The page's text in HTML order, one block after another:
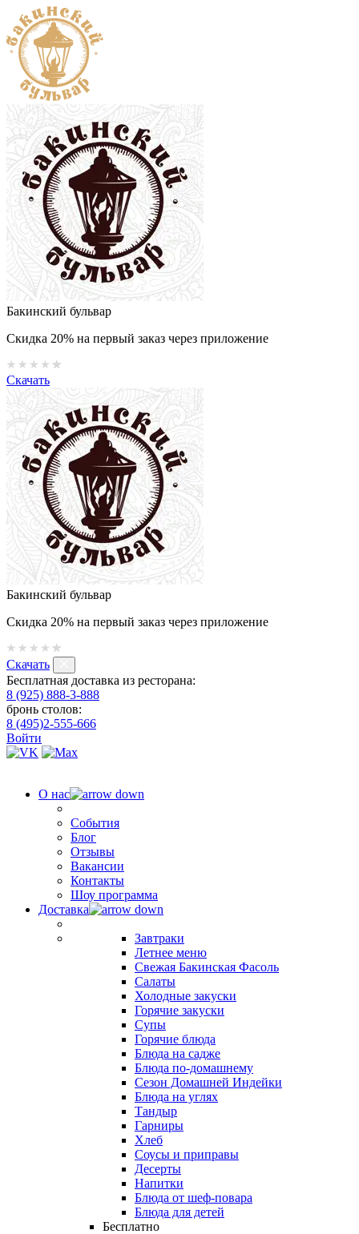
Бакинский бульвар
Скидка 20% на первый заказ через приложение
Скачать
Бакинский бульвар
Скидка 20% на первый заказ через приложение
Скачать
Бесплатная доставка из ресторана:
8 (925) 888-3-888
бронь столов:
8 (495)2-555-666
Войти
О нас
События
Блог
Отзывы
Вакансии
Контакты
Шоу программа
Доставка
Завтраки
Летнее меню
Свежая Бакинская Фасоль
Салаты
Холодные закуски
Горячие закуски
Супы
Горячие блюда
Блюда на садже
Блюда по-домашнему
Сезон Домашней Индейки
Блюда на углях
Тандыр
Гарниры
Хлеб
Соусы и приправы
Десерты
Напитки
Блюда от шеф-повара
Блюда для детей
Бесплатно